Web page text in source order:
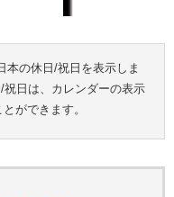
本の休日/祝日を表示しま
日は、カレンダーの表示
ができます。